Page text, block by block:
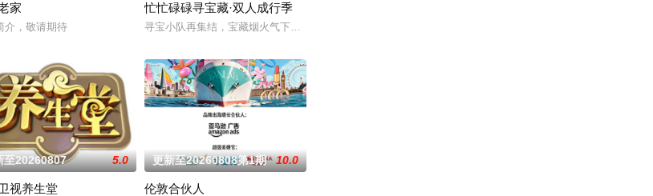
聊人生的酸甜苦辣。观察团已就位，等你一起
来自全国各地脱口秀俱乐部的优秀单口喜剧演员和漫才组合。每一位“小人物”都将带着真实感
家
介，敬请期待
忙忙碌碌寻宝藏·双人成行季
寻宝小队再集结，宝藏烟火气下饭脑综再度上桌，第二季全面升维！从“单人寻宝”升级“双人寻宝模式”，换乘
至20260807 5.0
视养生堂
更新至20260808第1期 10.0
伦敦合伙人